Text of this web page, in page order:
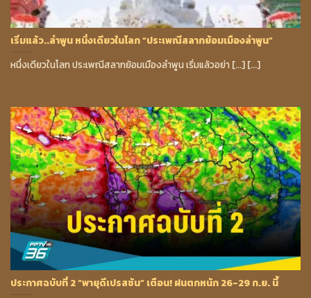
เริ่มแล้ว..ลำพูน หนึ่งเดียวในโลก “ประเพณีสลากย้อมเมืองลำพูน”
หนึ่งเดียวในโลก ประเพณีสลากย้อมเมืองลำพูน เริ่มแล้วอย่า [...] [...]
ประกาศฉบับที่ 2 “พายุดีเปรสชัน” เตือน! ฝนตกหนัก 26-29 ก.ย. นี้